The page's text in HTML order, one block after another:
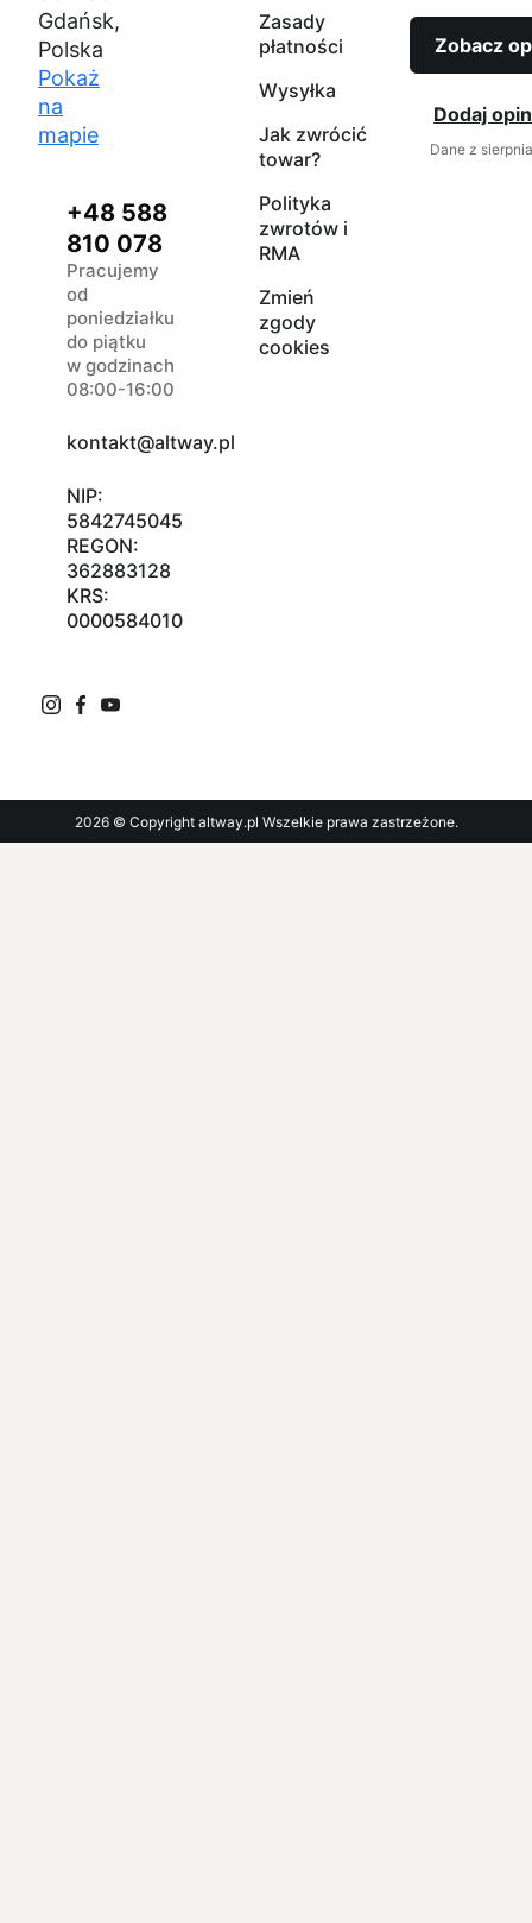
Gdańsk,
Polska
Pokaż
na
mapie
+48 588
810 078
Pracujemy
od
poniedziałku
do piątku
w godzinach
08:00-16:00
kontakt@altway.pl
NIP:
5842745045
REGON:
362883128
KRS:
0000584010
Zasady
płatności
Wysyłka
Jak zwrócić
towar?
Polityka
zwrotów i
RMA
Zmień
zgody
cookies
Zobacz
Dodaj
Dane z